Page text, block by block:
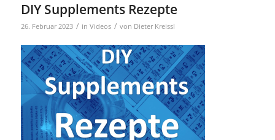
DIY Supplements Rezepte
26. Februar 2023 / in Videos / von Dieter Kreissl